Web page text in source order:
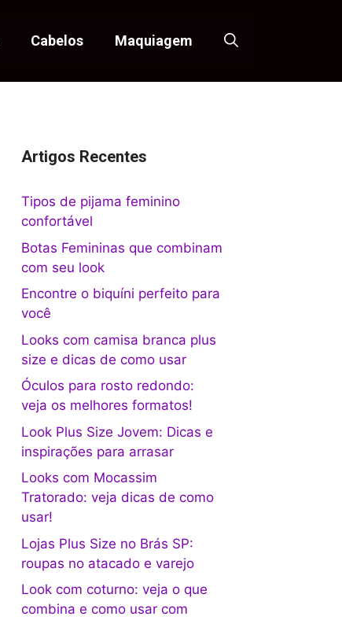
Cabelos Maquiagem
Artigos Recentes
Tipos de pijama feminino
confortável
Botas Femininas que combinam
com seu look
Encontre o biquíni perfeito para
você
Looks com camisa branca plus
size e dicas de como usar
Óculos para rosto redondo:
veja os melhores formatos!
Look Plus Size Jovem: Dicas e
inspirações para arrasar
Looks com Mocassim
Tratorado: veja dicas de como
usar!
Lojas Plus Size no Brás SP:
roupas no atacado e varejo
Look com coturno: veja o que
combina e como usar com